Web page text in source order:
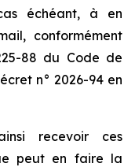
échéant, à en
conformément
88 du Code de
n° 2026-94 en
recevoir ces
peut en faire la